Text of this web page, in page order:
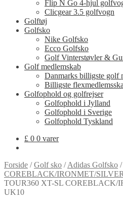
Flip N Go 4-hjul
Clicgear 3.5 golfvogn
Golftøj
Golfsko
Nike Golfsko
Ecco Golfsko
Golf Vinterstøvler &
Golf medlemskab
Danmarks billigste golf
Billigste
Golfophold og golfrejser
Golfophold i Jylland
Golfophold i Sverige
Golfophold Tyskland
£ 0 0 varer
Forside /Golf sko /Adidas Golfsko /
COREBLACK/IRONMET/
TOUR360 XT-SL COREBLACK/
UK10